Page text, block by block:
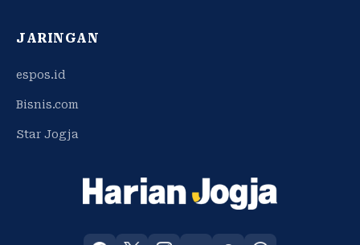
JARINGAN
espos.id
Bisnis.com
Star Jogja